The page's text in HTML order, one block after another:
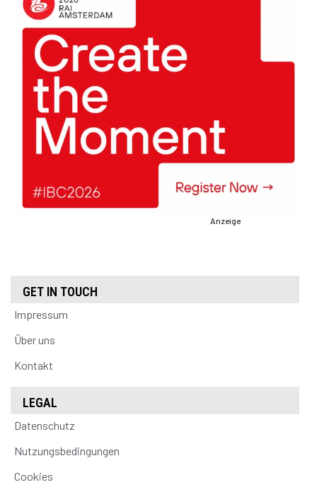
Anzeige
GET IN TOUCH
Impressum
Über uns
Kontakt
LEGAL
Datenschutz
Nutzungsbedingungen
Cookies